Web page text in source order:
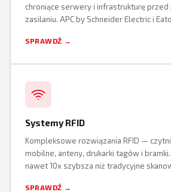
chroniące serwery i infrastrukturę
zasilaniu. APC by Schneider Electric i
SPRAWDŹ →
Systemy RFID
Kompleksowe rozwiązania RFID —
mobilne, anteny, drukarki tagów i
nawet 10x szybsza niż tradycyjne
SPRAWDŹ →